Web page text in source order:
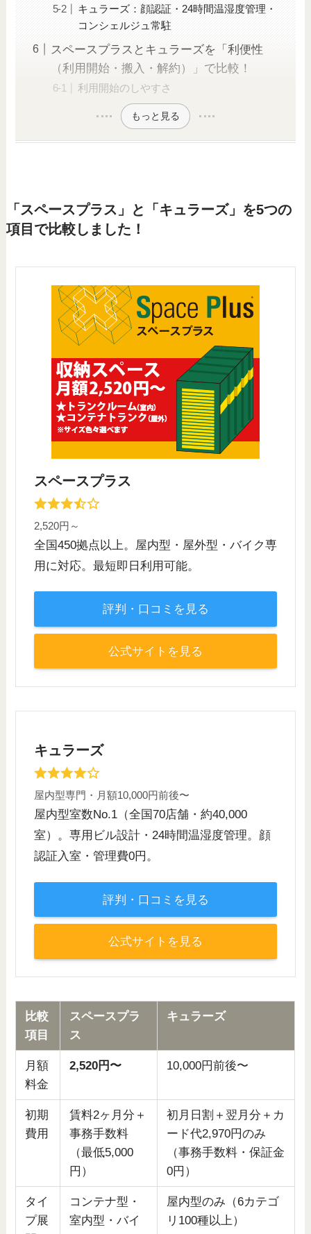
キュラーズ：顔認証・24時間温湿度管理・
コンシェルジュ常駐
スペースプラスとキュラーズを「利便性
（利用開始・搬入・解約）」で比較！
利用開始のしやすさ
もっと見る
「スペースプラス」と「キュラーズ」を5つの
項目で比較しました！
スペースプラス
2,520円～
全国450拠点以上。屋内型・屋外型・バイク専
用に対応。最短即日利用可能。
評判・口コミを見る
公式サイトを見る
キュラーズ
屋内型専門・月額10,000円前後〜
屋内型室数No.1（全国70店舗・約40,000
室）。専用ビル設計・24時間温湿度管理。顔
認証入室・管理費0円。
評判・口コミを見る
公式サイトを見る
比較
項目
スペースプラ
ス
キュラーズ
月額
料金
2,520円〜 10,000円前後〜
初期
費用
賃料2ヶ月分＋
事務手数料
（最低5,000
円）
初月日割＋翌月分＋カ
ード代2,970円のみ
（事務手数料・保証金
0円）
タイ
プ展
コンテナ型・
室内型・バイ
屋内型のみ（6カテゴ
リ100種以上）